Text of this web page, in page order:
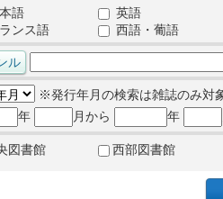
語
英語
ンス語
西語・葡語
※発行年月の検索は雑誌のみ対
年
月から 年
図書館 西部図書館